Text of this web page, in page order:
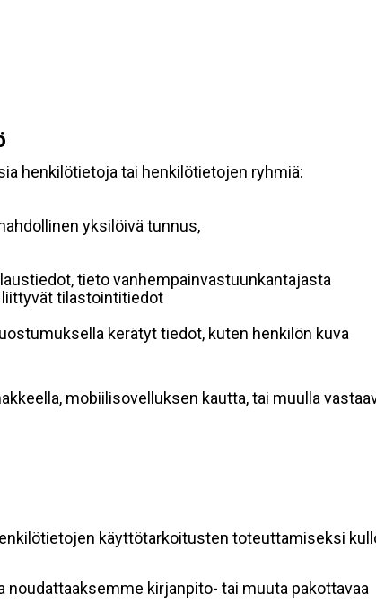
henkilötietoja tai henkilötietojen ryhmiä:
yksilöivä tunnus,
tieto vanhempainvastuunkantajasta
tilastointitiedot
kerätyt tiedot, kuten henkilön kuva
mobiilisovelluksen kautta, tai muulla
käyttötarkoitusten toteuttamiseksi
kirjanpito- tai muuta pakottavaa